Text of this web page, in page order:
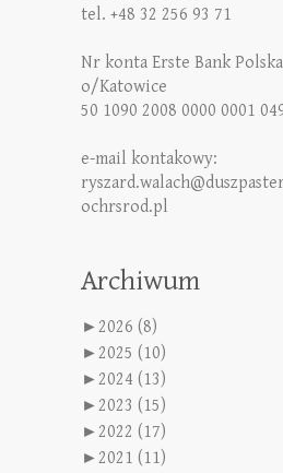
tel. +48 32 256 93 71
Nr konta Erste Bank
o/Katowice
50 1090 2008 0000 0001
e-mail kontakowy:
ochrsrod.pl
Archiwum
►2026 (8)
►2025 (10)
►2024 (13)
►2023 (15)
►2022 (17)
►2021 (11)